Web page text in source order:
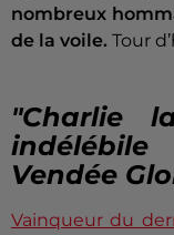
nombreux
de la voile. Tour
"Charlie
Vendée
Vainqueur du